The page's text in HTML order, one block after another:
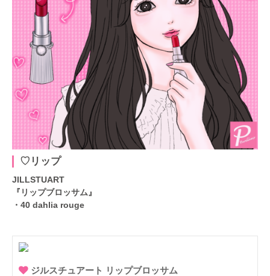
♡リップ
JILLSTUART
『リップブロッサム』
・40 dahlia rouge
ジルスチュアート リップブロッサム